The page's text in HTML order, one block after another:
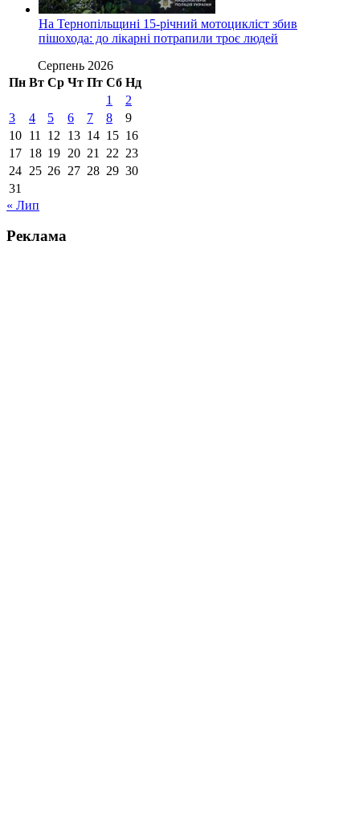
На Тернопільщині 15-річний мотоцикліст збив
пішохода: до лікарні потрапили троє людей
Серпень 2026
Пн Вт Ср Чт Пт Сб Нд
1
2
3
4 5 6 7 8
9
10 11 12 13 14 15 16
17 18 19 20 21 22 23
24 25 26 27 28 29 30
31
« Лип
Реклама